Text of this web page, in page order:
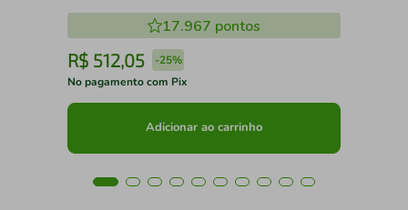
17.967 pontos
R$ 512,05 -25%
No pagamento com Pix
Adicionar ao carrinho